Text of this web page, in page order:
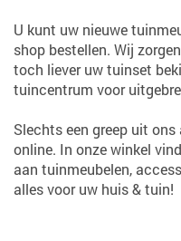
U kunt uw nieuwe
shop bestellen. Wij
toch liever uw tuinset
tuincentrum voor
Slechts een greep uit
online. In onze winkel
aan tuinmeubelen,
alles voor uw huis & tuin!